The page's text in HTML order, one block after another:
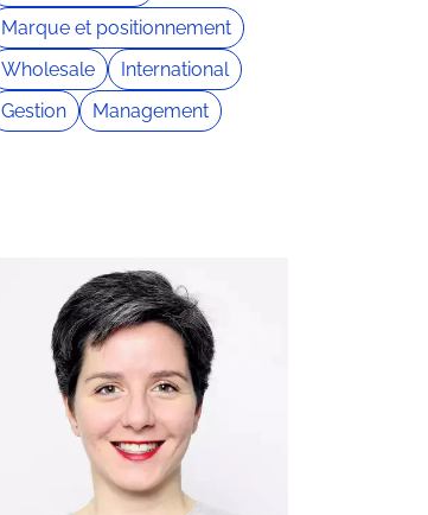
Marque et positionnement
Wholesale
International
Gestion
Management